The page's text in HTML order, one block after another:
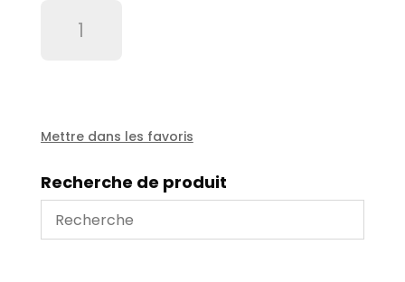
tuyau
Mettre dans les favoris
Recherche de produit